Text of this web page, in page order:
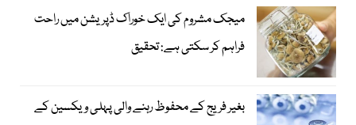
میجک مشروم کی ایک خوراک ڈپریشن میں راحت
فراہم کر سکتی ہے: تحقیق
بغیر فریج کے محفوظ رہنے والی پہلی ویکسین کے